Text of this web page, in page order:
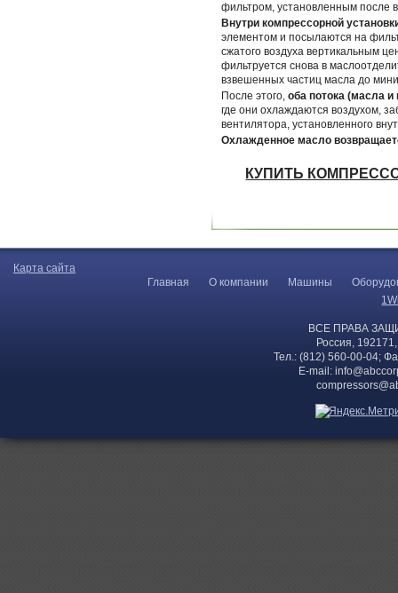
фильтром, установленным после
Внутри компрессорной
элементом и посылаются на
сжатого воздуха вертикальным
фильтруется снова в
взвешенных частиц масла до
После этого, оба потока (масла и
где они охлаждаются воздухом,
вентилятора, установленного
Охлажденное масло
КУПИТЬ
Карта сайта
Главная
О компании Машины
ВСЕ ПРАВА
Россия,
Тел.: (812) 560-00-04;
E-mail: